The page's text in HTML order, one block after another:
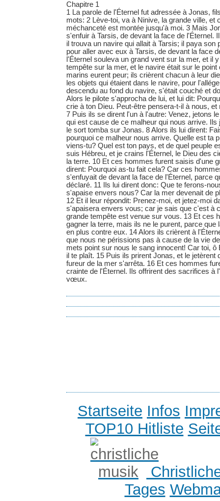
Chapitre 1
1 La parole de l'Éternel fut adressée à Jonas,
mots: 2 Lève-toi, va à Ninive, la grande ville, et
méchanceté est montée jusqu'à moi. 3 Mais
s'enfuir à Tarsis, de devant la face de l'Éternel.
il trouva un navire qui allait à Tarsis; il paya son
pour aller avec eux à Tarsis, de devant la face
l'Éternel souleva un grand vent sur la mer, et il
tempête sur la mer, et le navire était sur le point
marins eurent peur; ils crièrent chacun à leur
les objets qui étaient dans le navire, pour
descendu au fond du navire, s'était couché et
Alors le pilote s'approcha de lui, et lui dit:
crie à ton Dieu. Peut-être pensera-t-il à nous,
7 Puis ils se dirent l'un à l'autre: Venez, jetons
qui est cause de ce malheur qui nous arrive. Ils
le sort tomba sur Jonas. 8 Alors ils lui dirent:
pourquoi ce malheur nous arrive. Quelle est ta
viens-tu? Quel est ton pays, et de quel peuple
suis Hébreu, et je crains l'Éternel, le Dieu des
la terre. 10 Et ces hommes furent saisis d'une
dirent: Pourquoi as-tu fait cela? Car ces
s'enfuyait de devant la face de l'Éternel, parce
déclaré. 11 Ils lui dirent donc: Que te ferons-
s'apaise envers nous? Car la mer devenait de
12 Et il leur répondit: Prenez-moi, et jetez-moi
s'apaisera envers vous; car je sais que c'est à
grande tempête est venue sur vous. 13 Et ces
gagner la terre, mais ils ne le purent, parce que
en plus contre eux. 14 Alors ils crièrent à
que nous ne périssions pas à cause de la vie
mets point sur nous le sang innocent! Car toi,
il te plaît. 15 Puis ils prirent Jonas, et le jetèrent
fureur de la mer s'arrêta. 16 Et ces hommes
crainte de l'Éternel. Ils offrirent des sacrifices à
vœux.
Startseite Infos
TOP10 Hitliste
Tages